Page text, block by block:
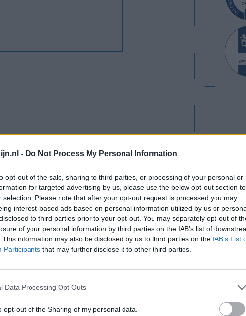
- Do Not Process My Personal Information
opt-out of the sale, sharing to third parties, or processing of your personal or
for targeted advertising by us, please use the below opt-out section to
selection. Please note that after your opt-out request is processed you may
interest-based ads based on personal information utilized by us or
to third parties prior to your opt-out. You may separately opt-out of
of your personal information by third parties on the IAB’s list of
This information may also be disclosed by us to third parties on the IAB’s List
Participants that may further disclose it to other third parties.
Data Processing Opt Outs
opt-out of the Sharing of my personal data.
/Poeders
uw